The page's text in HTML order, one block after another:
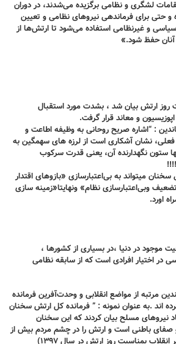
لشگری و نظامی برگزیده می‌شدند، در دوران
و حتی برای فرماندهی نیروهای نظامی و تعیین
سیاسی و غیرنظامی استفاده می‌شود تا ارتش‌ها از
حفظ شود.»
روز ارتش بیان شد ، بشدت مورد استقبال
و معاند قرار گرفت.
: “اشاره صریح روحانی به وظیفه اطاعت و
فعلی، نشان آشکاری است از لرزه های سهمگین به
ستون نگهدارنده آن، یعنی قدرت سرکوب
میتواند به بی‌اعتبارسازی «بازوهای اقتدار
وبی‌اعتبارسازی نظام» ونهایتا«زمینه سازی
اورد.
موجود در دنیا ،در بسیاری از کشورها ،
در اختیار افرادی است که از سابقه نظامی
مرتبه از مواضع انقلابی و وحدت‌آفرین فرمانده
اند .به عنوان نمونه : ” فرمانده کل ارتش سخنان
مسلح بیان کردند که این سخنان
صفای باطنی است و ارتش را در چشم مردم بیش از
بمناسبت روز ارتش در سال ۱۳۹۷)